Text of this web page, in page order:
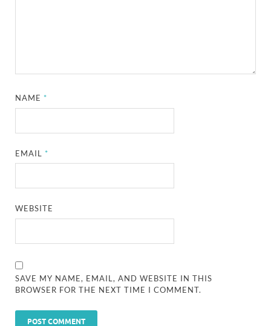
NAME*
EMAIL*
WEBSITE
SAVE MY NAME, EMAIL, AND WEBSITE IN THIS
BROWSER FOR THE NEXT TIME I COMMENT.